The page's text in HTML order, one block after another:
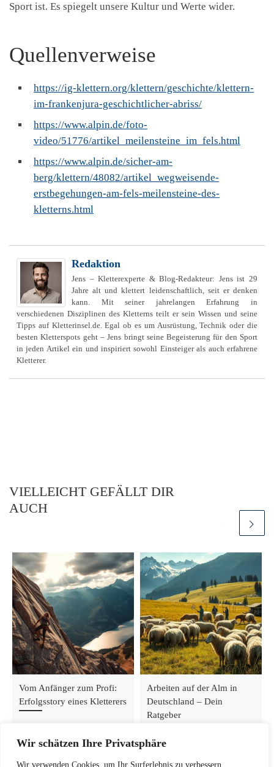
Wir schätzen Ihre Privatsphäre
Wir verwenden Cookies, um Ihr Surferlebnis zu verbessern,
Sport ist. Es spiegelt unsere Kultur und Werte wider.
Quellenverweise
https://ig-klettern.org/klettern/geschichte/klettern-
im-frankenjura-geschichtlicher-abriss/
https://www.alpin.de/foto-
video/51776/artikel_meilensteine_im_fels.html
https://www.alpin.de/sicher-am-
berg/klettern/48082/artikel_wegweisende-
erstbegehungen-am-fels-meilensteine-des-
kletterns.html
Redaktion
Jens – Kletterexperte & Blog-Redakteur: Jens ist 29
Jahre alt und klettert leidenschaftlich, seit er denken
kann. Mit seiner jahrelangen Erfahrung in
verschiedenen Disziplinen des Kletterns teilt er sein Wissen und seine
Tipps auf Kletterinsel.de. Egal ob es um Ausrüstung, Technik oder die
besten Kletterspots geht – Jens bringt seine Begeisterung für den Sport
in jeden Artikel ein und inspiriert sowohl Einsteiger als auch erfahrene
Kletterer.
VIELLEICHT GEFÄLLT DIR
AUCH
Vom Anfänger zum Profi:
Erfolgsstory eines Kletterers
Arbeiten auf der Alm in
Deutschland – Dein
Ratgeber